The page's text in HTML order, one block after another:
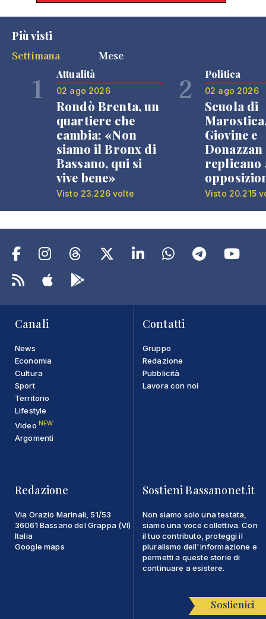
Più visti
Settimana
Mese
1 Attualità
02 ago 2026
Rondò Brenta, un
quartiere che
cambia: «Non
siamo il Bronx di
Bassano, qui si
vive bene»
Visto 23.226 volte
2 Politica
02 ago 2026
Scuola di
Giovine e
Donazzan
replicano
Visto 20.215
Canali
News
Economia
Cultura
Sport
Territorio
Lifestyle
Video NEW
Argomenti
Contatti
Gruppo
Redazione
Pubblicità
Lavora con noi
Redazione
Via Orazio Marinali, 51/53
36061 Bassano del Grappa (VI)
Italia
Google maps
Sostieni Bassanonet.it
Non siamo solo una testata,
siamo una voce collettiva. Con
il tuo contributo, proteggi il
pluralismo dell'informazione e
permetti a queste storie di
continuare a esistere.
Sostienici